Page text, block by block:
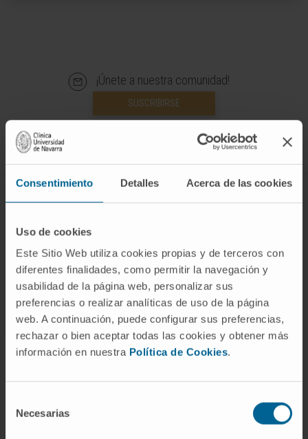
Consentimiento Detalles Acerca de las cookies
Uso de cookies
Este Sitio Web utiliza cookies propias y de terceros con
diferentes finalidades, como permitir la navegación y
usabilidad de la página web, personalizar sus
preferencias o realizar analíticas de uso de la página
web. A continuación, puede configurar sus preferencias,
rechazar o bien aceptar todas las cookies y obtener más
información en nuestra Política de Cookies.
Necesarias
¡Únete a nuestra comunidad!
SUSCRIBIRSE
ENFERMEDADES Y TRATAMIENTOS
Enfermedades
Pruebas diagnósticas
Tratamientos
Cuidados en casa
Chequeos y salud
Conozca a los profesionales